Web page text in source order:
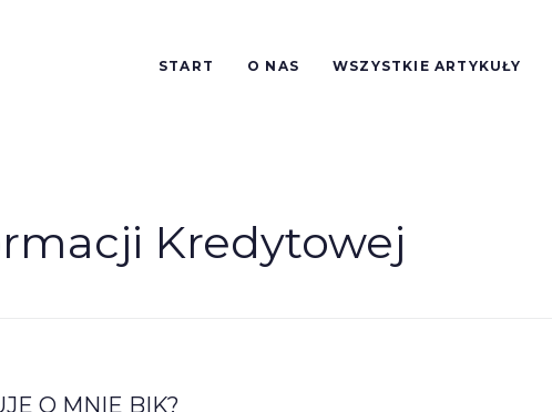
START O NAS WSZYSTKIE ARTYKUŁY
Kredytowej
O MNIE BIK?